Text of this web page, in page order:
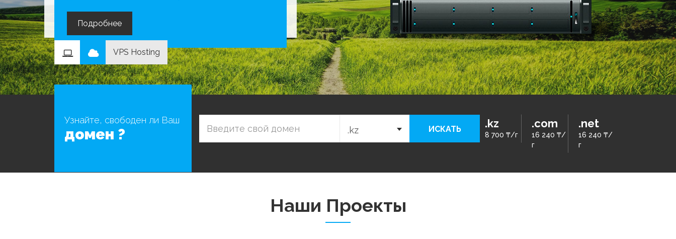
Подробнее
VPS Hosting
Узнайте, свободен ли Ваш
домен ? ИСКАТЬ .kz
8 700 ₸/г
.com
16 240 ₸/
г
.net
16 240 ₸/
г
Наши Проекты